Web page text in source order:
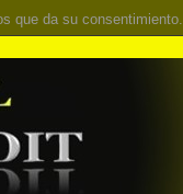
que da su consentimiento.